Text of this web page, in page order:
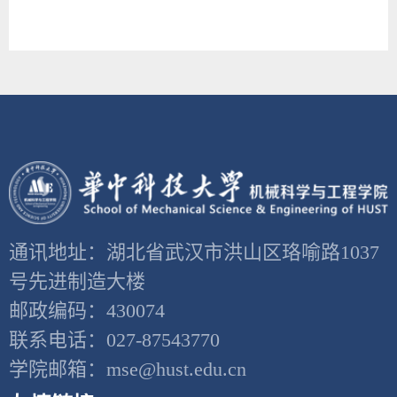
通讯地址：湖北省武汉市洪山区珞喻路1037
号先进制造大楼
邮政编码：430074
联系电话：027-87543770
学院邮箱：mse@hust.edu.cn